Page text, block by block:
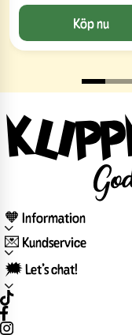
Köp nu
🧡 Information
💌 Kundservice
🗯️ Let’s chat!